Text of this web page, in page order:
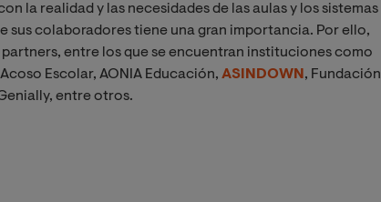
la realidad y las necesidades de las aulas y los sistemas
sus colaboradores tiene una gran importancia. Por ello,
partners, entre los que se encuentran instituciones como
Escolar, AONIA Educación, ASINDOWN , Fundación
entre otros.